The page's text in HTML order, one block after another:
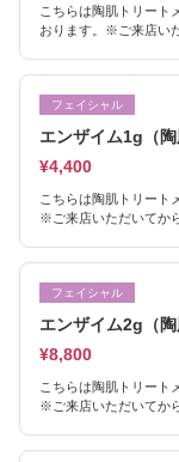
こちらは陶肌トリート
おります。※ご来店い
フェイシャル
エンザイム1g（陶
¥4,400
こちらは陶肌トリート
※ご来店いただいてか
フェイシャル
エンザイム2g（陶
¥8,800
こちらは陶肌トリート
※ご来店いただいてか